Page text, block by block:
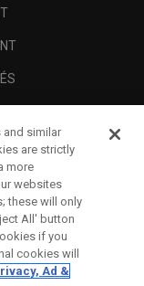
and similar
are strictly
more
websites
these will only
All' button
if you
cookies will
Ad &